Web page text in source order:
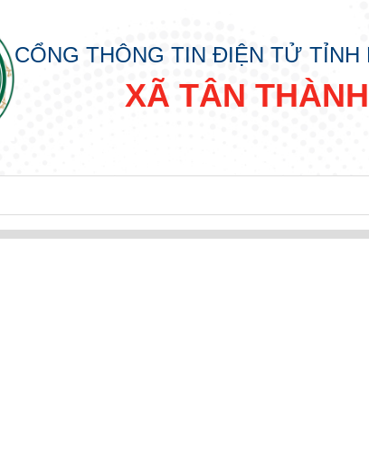
CỔNG THÔNG TIN ĐIỆN TỬ TỈNH
XÃ TÂN THÀNH